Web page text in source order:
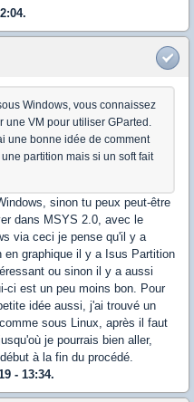
Windows, vous connaissez
une VM pour utiliser GParted.
une bonne idée de comment
partition mais si un soft fait
sinon tu peux peut-être
dans MSYS 2.0, avec le
via ceci je pense qu'il y a
en graphique il y a Isus Partition
ou sinon il y a aussi
ci est un peu moins bon. Pour
idée aussi, j'ai trouvé un
sous Linux, après il faut
je pourrais bien aller,
à la fin du procédé.
- 13:34.